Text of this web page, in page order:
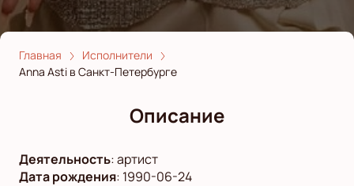
Главная
Исполнители
Anna Asti в Санкт-Петербурге
Описание
Деятельность:артист
Дата рождения: 1990-06-24